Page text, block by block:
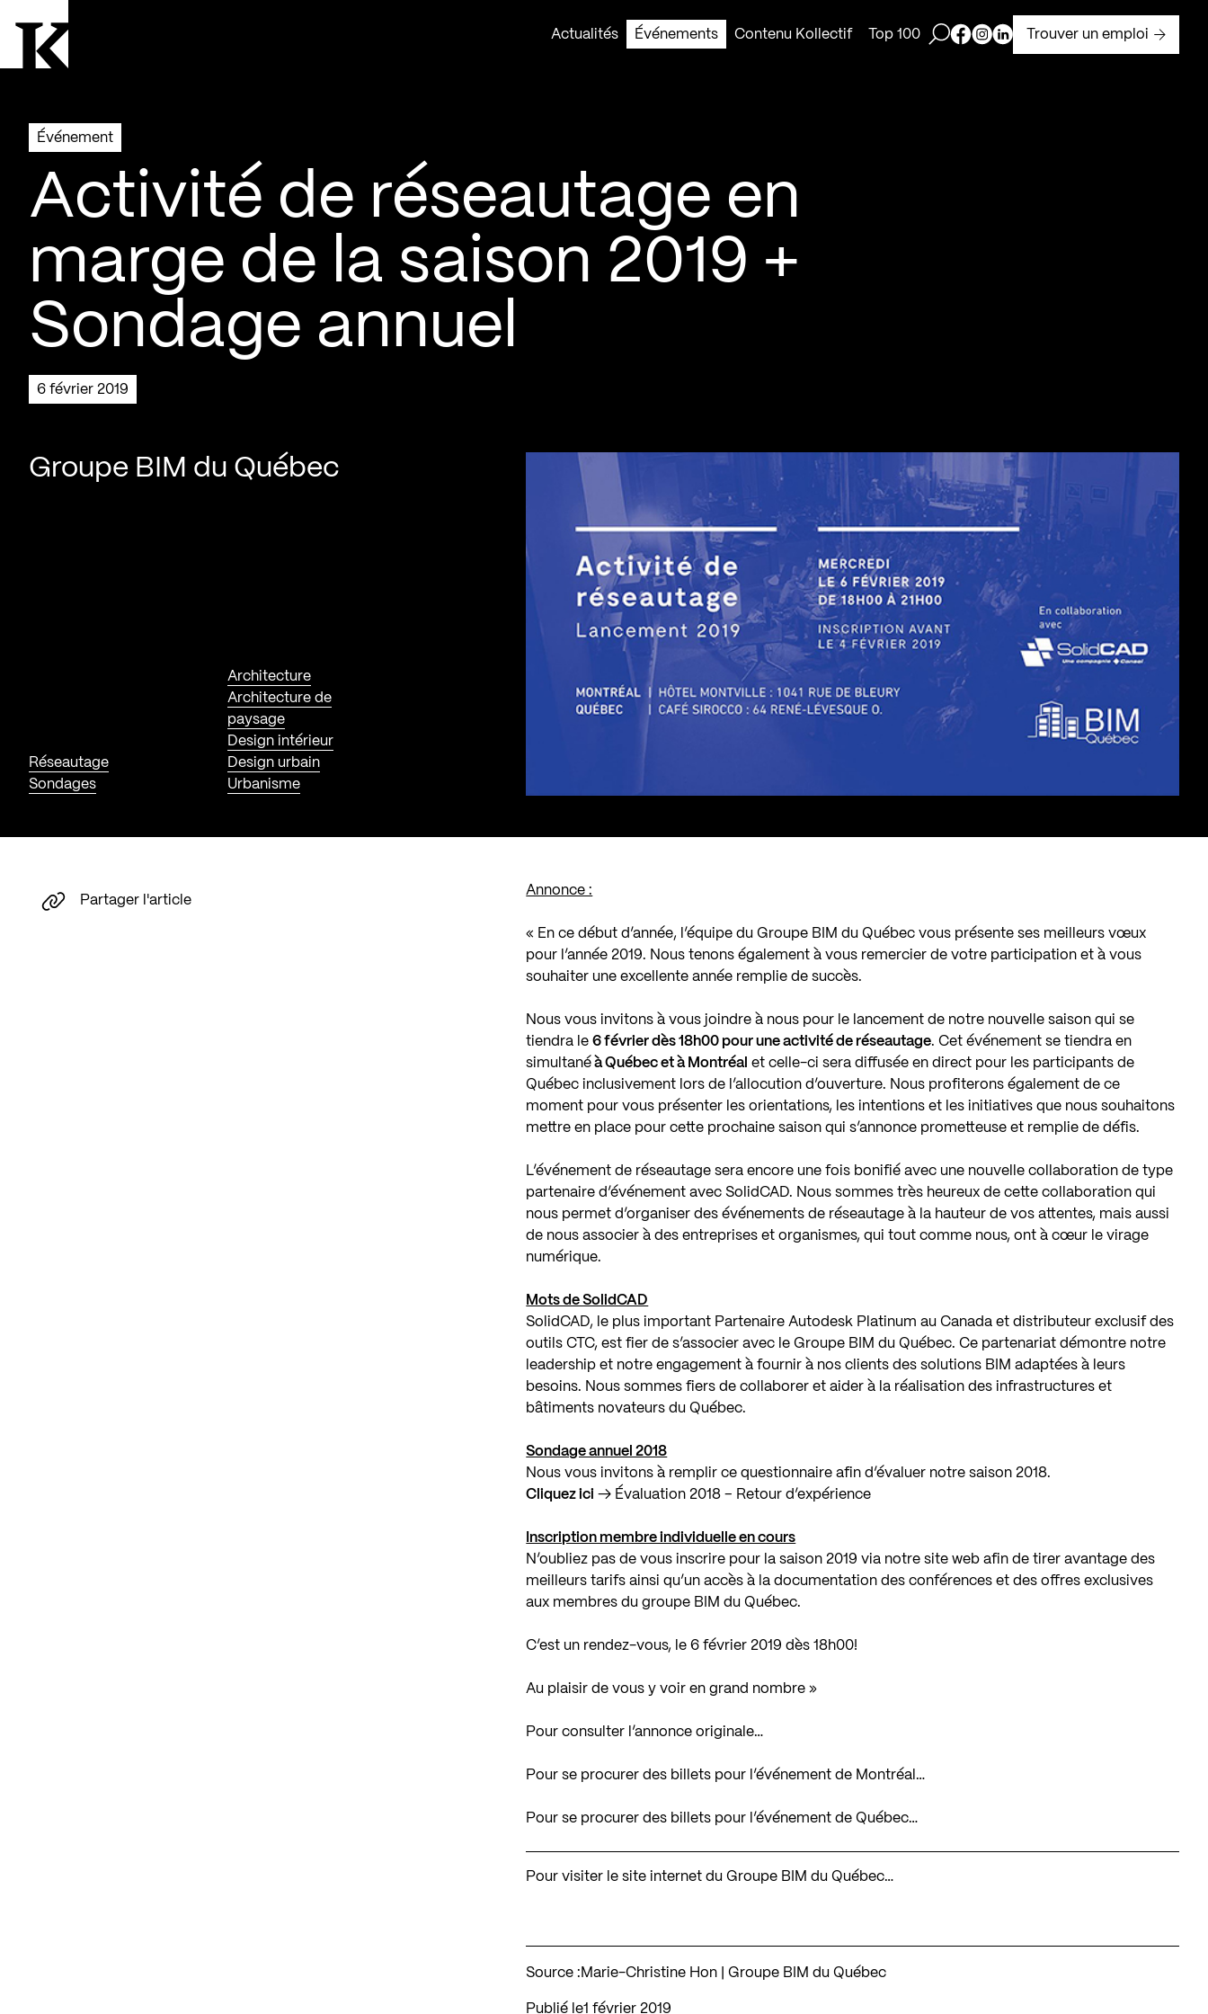
Actualités
Événements Contenu Kollectif Top 100 Ouvrir la barre de recherche
Page Facebook de Kollectif
Page Instagram de Kollectif
Page Linkedin de Kollectif
Trouver un emploi
Événement
Activité de réseautage en
marge de la saison 2019 +
Sondage annuel
6 février 2019
Groupe BIM du Québec
Réseautage
Sondages
Architecture
Architecture de
paysage
Design intérieur
Design urbain
Urbanisme
Annonce :
« En ce début d’année, l’équipe du Groupe BIM du Québec vous présente ses meilleurs vœux
pour l’année 2019. Nous tenons également à vous remercier de votre participation et à vous
souhaiter une excellente année remplie de succès.
Nous vous invitons à vous joindre à nous pour le lancement de notre nouvelle saison qui se
tiendra le6 février dès 18h00 pour une activité de réseautage. Cet événement se tiendra en
simultané à Québec et à Montréal et celle-ci sera diffusée en direct pour les participants de
Québec inclusivement lors de l’allocution d’ouverture. Nous profiterons également de ce
moment pour vous présenter les orientations, les intentions et les initiatives que nous souhaitons
mettre en place pour cette prochaine saison qui s’annonce prometteuse et remplie de défis.
L’événement de réseautage sera encore une fois bonifié avec une nouvelle collaboration de type
partenaire d’événement avec SolidCAD. Nous sommes très heureux de cette collaboration qui
nous permet d’organiser des événements de réseautage à la hauteur de vos attentes, mais aussi
de nous associer à des entreprises et organismes, qui tout comme nous, ont à cœur le virage
numérique.
Mots de SolidCAD
SolidCAD, le plus important Partenaire Autodesk Platinum au Canada et distributeur exclusif des
outils CTC, est fier de s’associer avec le Groupe BIM du Québec. Ce partenariat démontre notre
leadership et notre engagement à fournir à nos clients des solutions BIM adaptées à leurs
besoins. Nous sommes fiers de collaborer et aider à la réalisation des infrastructures et
bâtiments novateurs du Québec.
Sondage annuel 2018
Nous vous invitons à remplir ce questionnaire afin d’évaluer notre saison 2018.
Cliquez ici → Évaluation 2018 – Retour d’expérience
Inscription membre individuelle en cours
N’oubliez pas de vous inscrire pour la saison 2019 via notre site web afin de tirer avantage des
meilleurs tarifs ainsi qu’un accès à la documentation des conférences et des offres exclusives
aux membres du groupe BIM du Québec.
C’est un rendez-vous, le 6 février 2019 dès 18h00!
Au plaisir de vous y voir en grand nombre »
Pour consulter l’annonce originale…
Pour se procurer des billets pour l’événement de Montréal…
Pour se procurer des billets pour l’événement de Québec…
Pour visiter le site internet du Groupe BIM du Québec…
Source : Marie-Christine Hon | Groupe BIM du Québec
Publié le 1 février 2019
Partager l'article